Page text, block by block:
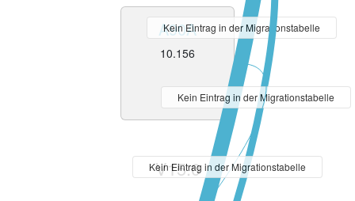
A90A
10.156
V15.0
Kein Eintrag in der Migrationstabelle
Kein Eintrag in der Migrationstabelle
Kein Eintrag in der Migrationstabelle